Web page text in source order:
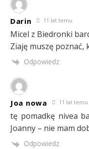
Darin 11 lat temu
Micel z Biedronki
Ziaję muszę poznać,
Odpowiedz
Joa nowa 11 lat temu
tę pomadkę nivea
Joanny – nie mam
Odpowiedz